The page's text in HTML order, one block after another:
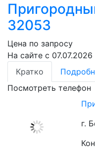
32053
Цена по запросу
На сайте с 07.07.2026
Кратко
Посмотреть телефон
г.